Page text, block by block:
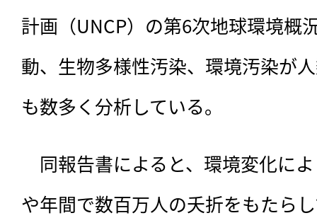
計画（UNCP）の第6次地球環境概
動、生物多様性汚染、環境汚染が
も数多く分析している。
同報告書によると、環境変化に
や年間で数百万人の夭折をもたら